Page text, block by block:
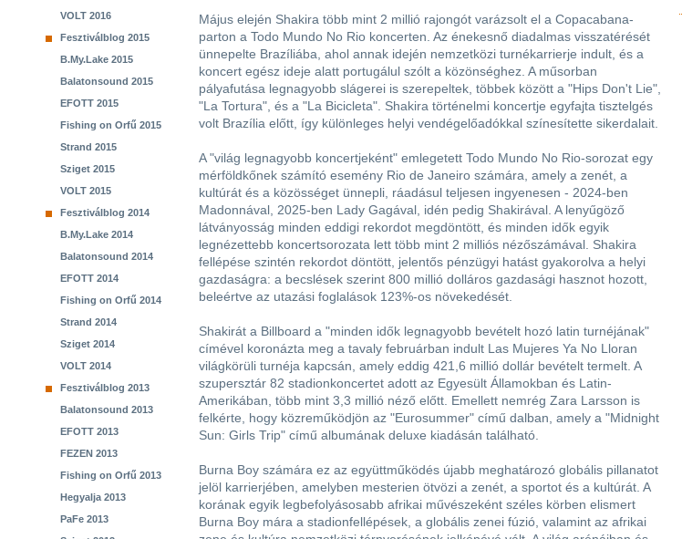
VOLT 2016
Fesztiválblog 2015
B.My.Lake 2015
Balatonsound 2015
EFOTT 2015
Fishing on Orfű 2015
Strand 2015
Sziget 2015
VOLT 2015
Fesztiválblog 2014
B.My.Lake 2014
Balatonsound 2014
EFOTT 2014
Fishing on Orfű 2014
Strand 2014
Sziget 2014
VOLT 2014
Fesztiválblog 2013
Balatonsound 2013
EFOTT 2013
FEZEN 2013
Fishing on Orfű 2013
Hegyalja 2013
PaFe 2013
Május elején Shakira több mint 2 millió rajongót varázsolt el a Copacabana-
parton a Todo Mundo No Rio koncerten. Az énekesnő diadalmas visszatérését
ünnepelte Brazíliába, ahol annak idején nemzetközi turnékarrierje indult, és a
koncert egész ideje alatt portugálul szólt a közönséghez. A műsorban
pályafutása legnagyobb slágerei is szerepeltek, többek között a "Hips Don't Lie",
"La Tortura", és a "La Bicicleta". Shakira történelmi koncertje egyfajta tisztelgés
volt Brazília előtt, így különleges helyi vendégelőadókkal színesítette sikerdalait.
A "világ legnagyobb koncertjeként" emlegetett Todo Mundo No Rio-sorozat egy
mérföldkőnek számító esemény Rio de Janeiro számára, amely a zenét, a
kultúrát és a közösséget ünnepli, ráadásul teljesen ingyenesen - 2024-ben
Madonnával, 2025-ben Lady Gagával, idén pedig Shakirával. A lenyűgöző
látványosság minden eddigi rekordot megdöntött, és minden idők egyik
legnézettebb koncertsorozata lett több mint 2 milliós nézőszámával. Shakira
fellépése szintén rekordot döntött, jelentős pénzügyi hatást gyakorolva a helyi
gazdaságra: a becslések szerint 800 millió dolláros gazdasági hasznot hozott,
beleértve az utazási foglalások 123%-os növekedését.
Shakirát a Billboard a "minden idők legnagyobb bevételt hozó latin turnéjának"
címével koronázta meg a tavaly februárban indult Las Mujeres Ya No Lloran
világkörüli turnéja kapcsán, amely eddig 421,6 millió dollár bevételt termelt. A
szupersztár 82 stadionkoncertet adott az Egyesült Államokban és Latin-
Amerikában, több mint 3,3 millió néző előtt. Emellett nemrég Zara Larsson is
felkérte, hogy közreműködjön az "Eurosummer" című dalban, amely a "Midnight
Sun: Girls Trip" című albumának deluxe kiadásán található.
Burna Boy számára ez az együttműködés újabb meghatározó globális pillanatot
jelöl karrierjében, amelyben mesterien ötvözi a zenét, a sportot és a kultúrát. A
korának egyik legbefolyásosabb afrikai művészeként széles körben elismert
Burna Boy mára a stadionfellépések, a globális zenei fúzió, valamint az afrikai